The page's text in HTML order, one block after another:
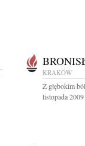
KRAKÓW
Z głębokim
listopada